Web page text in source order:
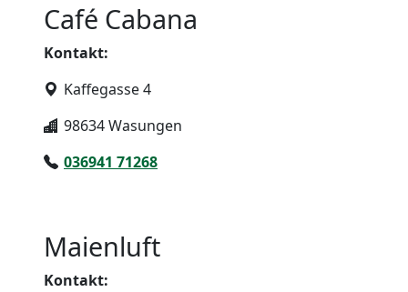
Café Cabana
Kontakt:
Kaffegasse 4
98634 Wasungen
036941 71268
Maienluft
Kontakt: